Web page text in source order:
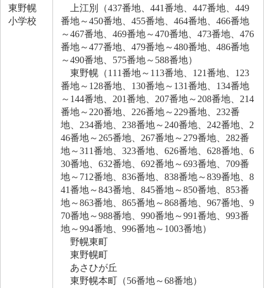
東野幌
小学校
上江別（437番地、441番地、447番地、449
番地～450番地、455番地、464番地、466番地
～467番地、469番地～470番地、473番地、476
番地～477番地、479番地～480番地、486番地
～490番地、575番地～588番地）
東野幌（111番地～113番地、121番地、123
番地～128番地、130番地～131番地、134番地
～144番地、201番地、207番地～208番地、214
番地～220番地、226番地～229番地、232番
地、234番地、238番地～240番地、242番地、2
46番地～265番地、267番地～279番地、282番
地～311番地、323番地、626番地、628番地、6
30番地、632番地、692番地～693番地、709番
地～712番地、836番地、838番地～839番地、8
41番地～843番地、845番地～850番地、853番
地～863番地、865番地～868番地、967番地、9
70番地～988番地、990番地～991番地、993番
地～994番地、996番地～1003番地）
野幌東町
東野幌町
あさひが丘
東野幌本町（56番地～68番地）